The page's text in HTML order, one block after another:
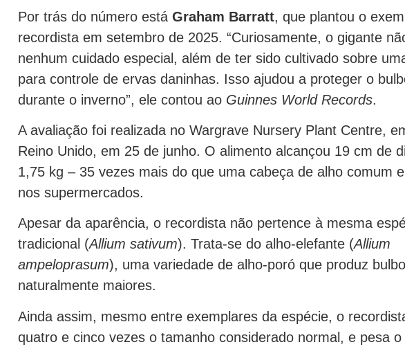
Por trás do número está Graham Barratt, que plantou o
recordista em setembro de 2025. “Curiosamente, o gigante
nenhum cuidado especial, além de ter sido cultivado sobre
para controle de ervas daninhas. Isso ajudou a proteger o
durante o inverno”, ele contou ao Guinnes World Records.
A avaliação foi realizada no Wargrave Nursery Plant Centre,
Reino Unido, em 25 de junho. O alimento alcançou 19 cm de
1,75 kg – 35 vezes mais do que uma cabeça de alho comum
nos supermercados.
Apesar da aparência, o recordista não pertence à mesma
tradicional (Allium sativum). Trata-se do alho-elefante (Allium
ampeloprasum), uma variedade de alho-poró que produz
naturalmente maiores.
Ainda assim, mesmo entre exemplares da espécie, o
quatro e cinco vezes o tamanho considerado normal, e pesa